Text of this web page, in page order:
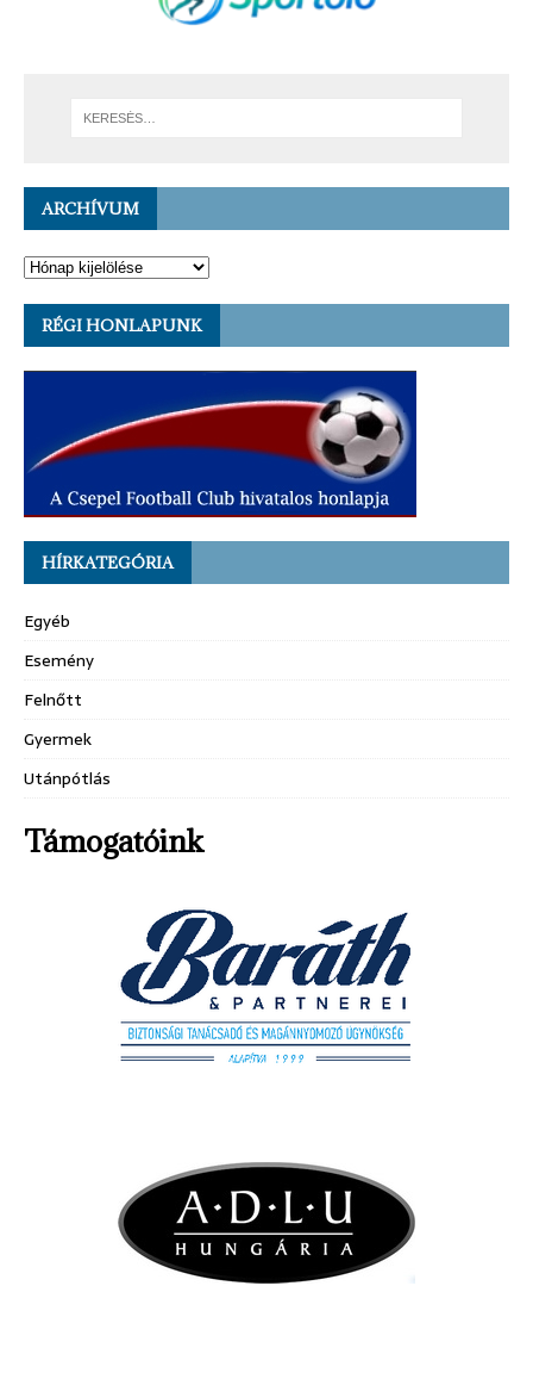
ARCHÍVUM
RÉGI HONLAPUNK
HÍRKATEGÓRIA
Egyéb
Esemény
Felnőtt
Gyermek
Utánpótlás
Támogatóink